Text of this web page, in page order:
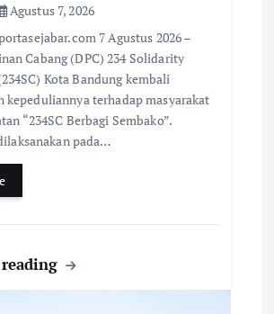
Agustus 7, 2026
7 Agustus 2026 –
Cabang (DPC) 234 Solidarity
Kota Bandung kembali
kepeduliannya terhadap masyarakat
“234SC Berbagi Sembako”.
pada…